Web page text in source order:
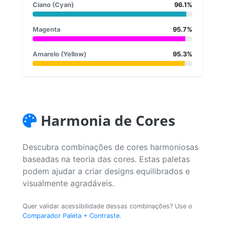
Ciano (Cyan) 96.1%
Magenta 95.7%
Amarelo (Yellow) 95.3%
Harmonia de Cores
Descubra combinações de cores harmoniosas
baseadas na teoria das cores. Estas paletas
podem ajudar a criar designs equilibrados e
visualmente agradáveis.
Quer validar acessibilidade dessas combinações? Use o
Comparador Paleta + Contraste.